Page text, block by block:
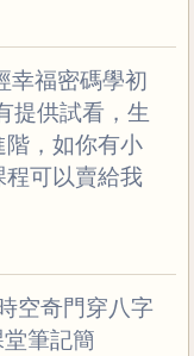
幸福密碼學初
提供試看，生
，如你有小
程可以賣給我
空奇門穿八字
筆記簡